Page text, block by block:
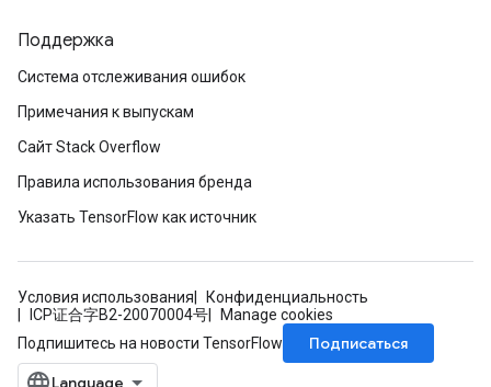
Поддержка
Система отслеживания ошибок
Примечания к выпускам
Сайт Stack Overflow
Правила использования бренда
Указать TensorFlow как источник
Условия использования
Конфиденциальность
ICP证合字B2-20070004号
Manage cookies
Подпишитесь на новости TensorFlow
Подписаться